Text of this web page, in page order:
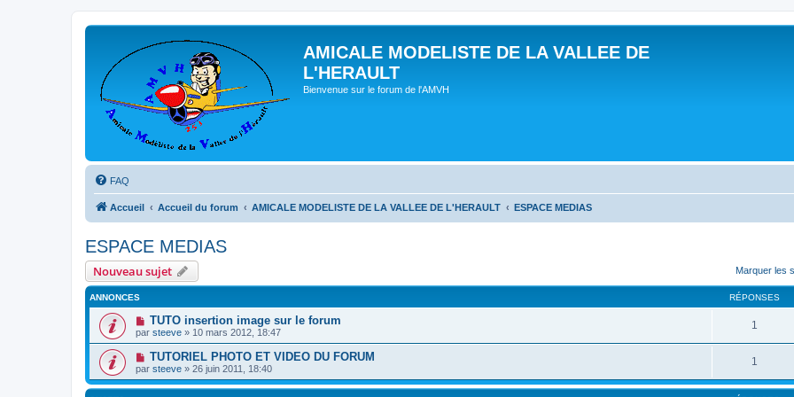
AMICALE MODELISTE DE LA VALLEE DE
L'HERAULT
Bienvenue sur le forum de l'AMVH
FAQ
Accueil Accueil du forum AMICALE MODELISTE DE LA VALLEE DE L'HERAULT ESPACE MEDIAS
ESPACE MEDIAS
Nouveau sujet Marquer les
ANNONCES RÉPONSES
TUTO insertion image sur le forum
par steeve » 10 mars 2012, 18:47
1
TUTORIEL PHOTO ET VIDEO DU FORUM
par steeve » 26 juin 2011, 18:40
1